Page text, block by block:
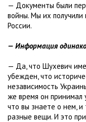
— Документы были
войны. Мы их получили
России.
— Информация
— Да, что Шухевич
убежден, что
независимость
же время он принимал
что вы знаете о нем,
разные вещи. И это